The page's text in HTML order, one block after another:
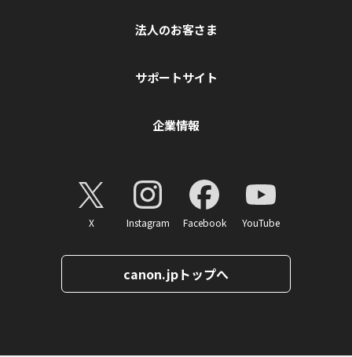
法人のお客さま
サポートサイト
企業情報
X Instagram Facebook YouTube
canon.jpトップへ